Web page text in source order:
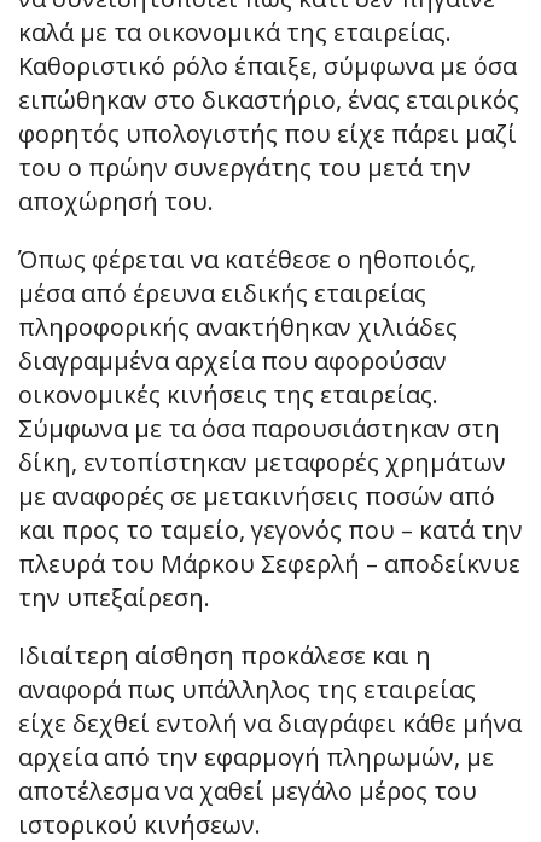
καλά με τα οικονομικά της εταιρείας.
Καθοριστικό ρόλο έπαιξε, σύμφωνα με όσα
ειπώθηκαν στο δικαστήριο, ένας εταιρικός
φορητός υπολογιστής που είχε πάρει μαζί
του ο πρώην συνεργάτης του μετά την
αποχώρησή του.
Όπως φέρεται να κατέθεσε ο ηθοποιός,
μέσα από έρευνα ειδικής εταιρείας
πληροφορικής ανακτήθηκαν χιλιάδες
διαγραμμένα αρχεία που αφορούσαν
οικονομικές κινήσεις της εταιρείας.
Σύμφωνα με τα όσα παρουσιάστηκαν στη
δίκη, εντοπίστηκαν μεταφορές χρημάτων
με αναφορές σε μετακινήσεις ποσών από
και προς το ταμείο, γεγονός που – κατά την
πλευρά του Μάρκου Σεφερλή – αποδείκνυε
την υπεξαίρεση.
Ιδιαίτερη αίσθηση προκάλεσε και η
αναφορά πως υπάλληλος της εταιρείας
είχε δεχθεί εντολή να διαγράφει κάθε μήνα
αρχεία από την εφαρμογή πληρωμών, με
αποτέλεσμα να χαθεί μεγάλο μέρος του
ιστορικού κινήσεων.